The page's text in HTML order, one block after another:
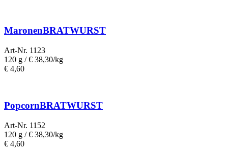
MaronenBRATWURST
Art-Nr. 1123
120 g /€ 38,30/kg
€ 4,60
PopcornBRATWURST
Art-Nr. 1152
120 g /€ 38,30/kg
€ 4,60